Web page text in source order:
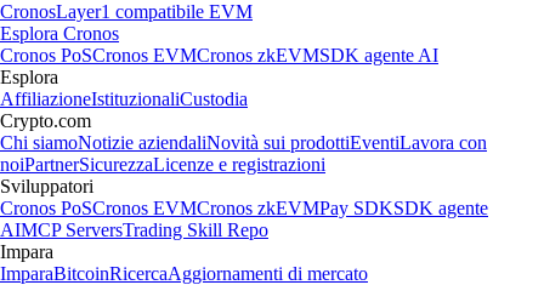
CronosLayer1 compatibile EVM
Esplora Cronos
Cronos PoSCronos EVMCronos zkEVMSDK agente AI
Esplora
AffiliazioneIstituzionaliCustodia
Crypto.com
Chi siamoNotizie aziendaliNovità sui prodottiEventiLavora con
noiPartnerSicurezzaLicenze e registrazioni
Sviluppatori
Cronos PoSCronos EVMCronos zkEVMPay SDKSDK agente
AIMCP ServersTrading Skill Repo
Impara
ImparaBitcoinRicercaAggiornamenti di mercato